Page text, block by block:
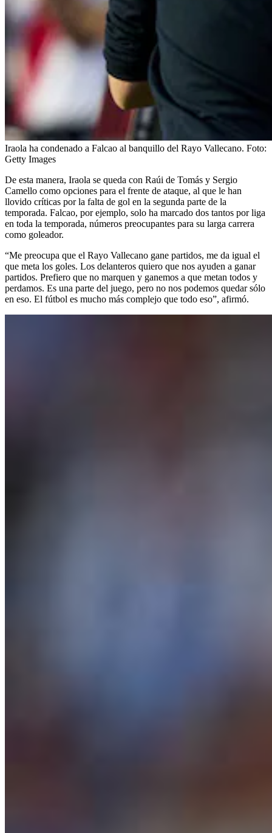
Iraola ha condenado a Falcao al banquillo del Rayo Vallecano. Foto:
Getty Images
De esta manera, Iraola se queda con Raúi de Tomás y Sergio
Camello como opciones para el frente de ataque, al que le han
llovido críticas por la falta de gol en la segunda parte de la
temporada. Falcao, por ejemplo, solo ha marcado dos tantos por liga
en toda la temporada, números preocupantes para su larga carrera
como goleador.
“Me preocupa que el Rayo Vallecano gane partidos, me da igual el
que meta los goles. Los delanteros quiero que nos ayuden a ganar
partidos. Prefiero que no marquen y ganemos a que metan todos y
perdamos. Es una parte del juego, pero no nos podemos quedar sólo
en eso. El fútbol es mucho más complejo que todo eso”, afirmó.